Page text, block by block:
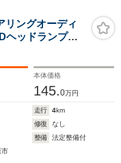
ングオーディ
ヘッドランプ
ラットシート
レーキ 誤発進
本体価格
145.0万円
走行 4km
修復
なし
整備
法定整備付
市